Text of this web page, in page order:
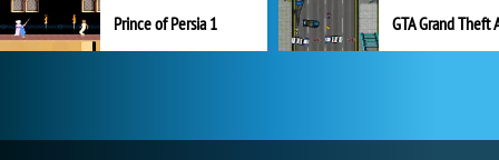
Prince of Persia 1 GTA Grand Theft